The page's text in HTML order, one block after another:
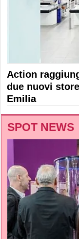
Action
due nuovi
Emilia
SPOT NEWS